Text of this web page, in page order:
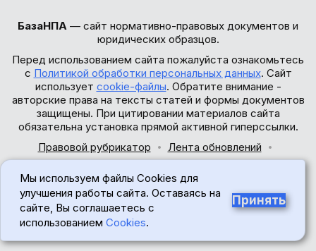
БазаНПА — сайт нормативно-правовых документов и
юридических образцов.
Перед использованием сайта пожалуйста ознакомьтесь
с Политикой обработки персональных данных. Сайт
использует cookie-файлы. Обратите внимание -
авторские права на тексты статей и формы документов
защищены. При цитировании материалов сайта
обязательна установка прямой активной гиперссылки.
Правовой рубрикатор
Лента обновлений
© 2017-2026
18+
Мы используем файлы Cookies для
улучшения работы сайта. Оставаясь на
сайте, Вы соглашаетесь с
использованием Cookies.
Принять